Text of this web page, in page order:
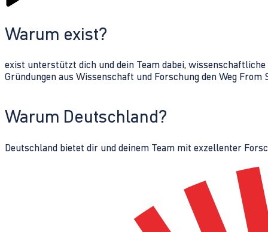
Warum exist?
exist unterstützt dich und dein Team dabei,
Gründungen aus Wissenschaft und Forschung den Weg From
Warum Deutschland?
Deutschland bietet dir und deinem Team mit exzellenter